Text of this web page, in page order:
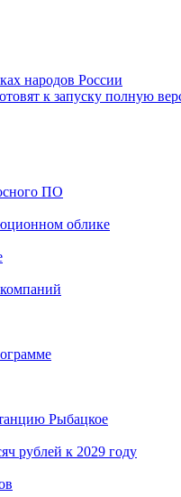
народов России
к запуску полную
ПО
облике
Рыбацкое
рублей к 2029 году